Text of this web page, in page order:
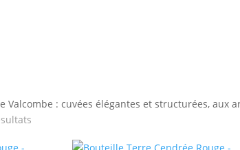
Valcombe : cuvées élégantes et structurées,